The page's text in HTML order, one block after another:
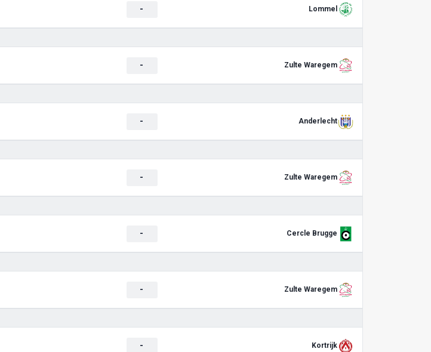
- Lommel
- Zulte Waregem
- Anderlecht
- Zulte Waregem
- Cercle Brugge
- Zulte Waregem
- Kortrijk